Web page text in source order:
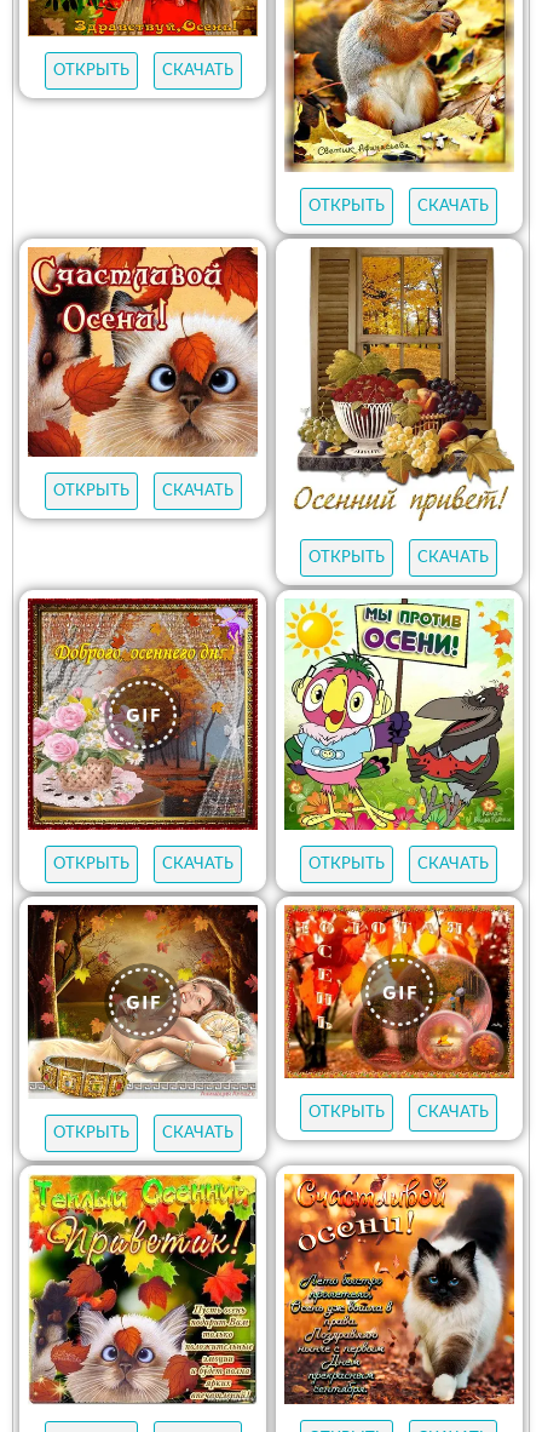
ОТКРЫТЬ СКАЧАТЬ
ОТКРЫТЬ СКАЧАТЬ
ОТКРЫТЬ СКАЧАТЬ
ОТКРЫТЬ СКАЧАТЬ
ОТКРЫТЬ СКАЧАТЬ ОТКРЫТЬ СКАЧАТЬ
ОТКРЫТЬ СКАЧАТЬ
ОТКРЫТЬ СКАЧАТЬ